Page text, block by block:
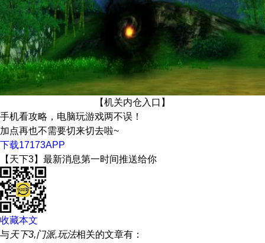
【机关内仓入口】
手机看攻略，电脑玩游戏两不误！
加点再也不需要切来切去啦~
下载17173APP
【天下3】 最新消息第一时间推送给你
收藏本文
与天下3,门派,玩法相关的文章有：